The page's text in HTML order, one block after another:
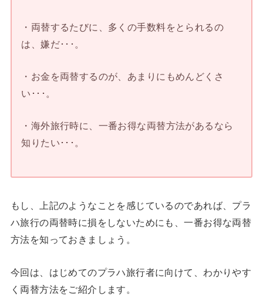
・両替するたびに、多くの手数料をとられるの
は、嫌だ･･･。
・お金を両替するのが、あまりにもめんどくさ
い･･･。
・海外旅行時に、一番お得な両替方法があるなら
知りたい･･･。
もし、上記のようなことを感じているのであれば、プラ
ハ旅行の両替時に損をしないためにも、一番お得な両替
方法を知っておきましょう。
今回は、はじめてのプラハ旅行者に向けて、わかりやす
く両替方法をご紹介します。